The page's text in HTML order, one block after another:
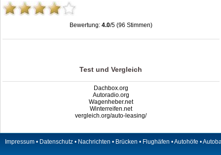
Bewertung: 4.0/5 (96 Stimmen)
Raststätte Breisgau Ost | A5 | stau.info ,4.0out of5based on96ratings
Test und Vergleich
Dachbox.org
Autoradio.org
Wagenheber.net
Winterreifen.net
vergleich.org/auto-leasing/
Impressum • Datenschutz • Nachrichten • Brücken • Flughäfen •Autohöfe •